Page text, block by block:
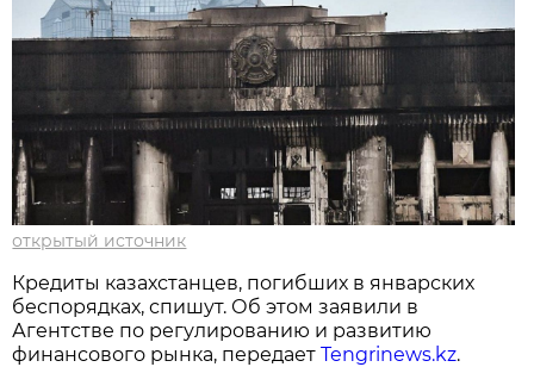
открытый источник
Кредиты казахстанцев, погибших в январских
беспорядках, спишут. Об этом заявили в
Агентстве по регулированию и развитию
финансового рынка, передаетTengrinews.kz.